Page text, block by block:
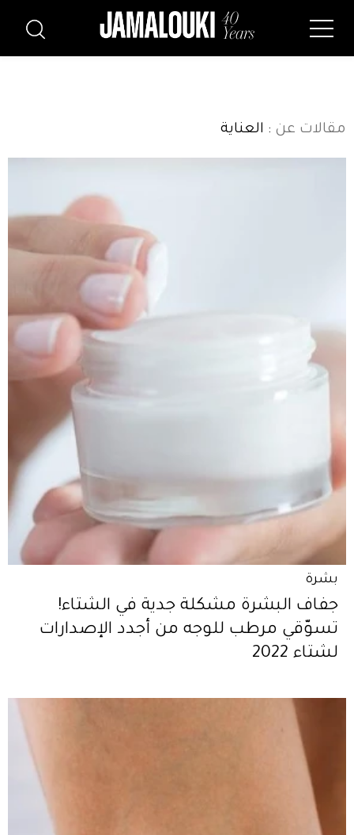
مقالات عن : العناية
بشرة
جفاف البشرة مشكلة جدية في الشتاء!
تسوّقي مرطب للوجه من أجدد الإصدارات
لشتاء 2022